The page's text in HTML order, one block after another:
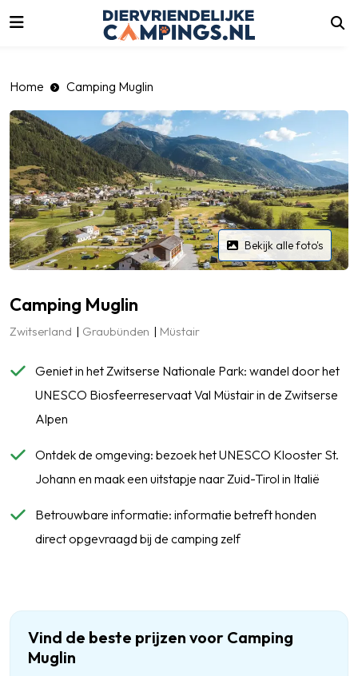
Home Camping Muglin
Bekijk alle foto's
Camping Muglin
Zwitserland Graubünden Müstair
Geniet in het Zwitserse Nationale Park: wandel door het
UNESCO Biosfeerreservaat Val Müstair in de Zwitserse
Alpen
Ontdek de omgeving: bezoek het UNESCO Klooster St.
Johann en maak een uitstapje naar Zuid-Tirol in Italië
Betrouwbare informatie: informatie betreft honden
direct opgevraagd bij de camping zelf
Vind de beste prijzen voor Camping
Muglin